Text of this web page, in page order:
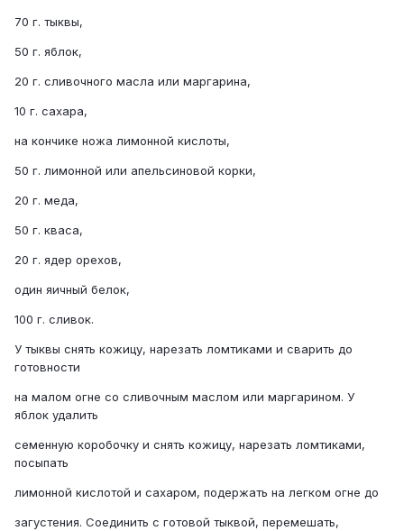
70 г. тыквы,
50 г. яблок,
20 г. сливочного масла или маргарина,
10 г. сахара,
на кончике ножа лимонной кислоты,
50 г. лимонной или апельсиновой корки,
20 г. меда,
50 г. кваса,
20 г. ядер орехов,
один яичный белок,
100 г. сливок.
У тыквы снять кожицу, нарезать ломтиками и сварить до
готовности
на малом огне со сливочным маслом или маргарином. У
яблок удалить
семенную коробочку и снять кожицу, нарезать ломтиками,
посыпать
лимонной кислотой и сахаром, подержать на легком огне до
загустения. Соединить с готовой тыквой, перемешать,